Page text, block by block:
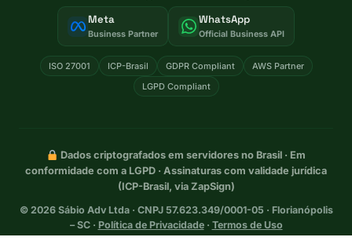
Meta
Business Partner
WhatsApp
Official Business API
ISO 27001 ICP-Brasil GDPR Compliant
AWS Partner
LGPD Compliant
Dados criptografados em servidores no Brasil · Em
conformidade com a LGPD · Assinaturas com validade jurídica
(ICP-Brasil, via ZapSign)
© 2026Sábio Adv Ltda · CNPJ 57.623.349/0001-05 · Florianópolis
– SC · Política de Privacidade· Termos de Uso